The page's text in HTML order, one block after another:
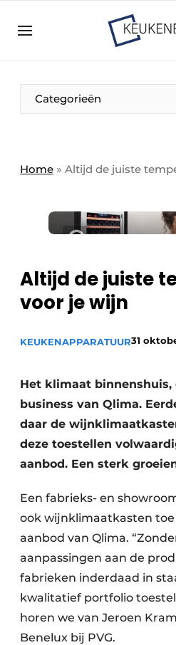
Bedrijven
Bedrijven
Direct contact
Keukenbouw |
in de keuken-, woon-,
Nieuwsbrief
Podcasts
Vacature aanmelden
Categorieën
Home » Altijd de juiste
Altijd de juiste
voor je wijn
KEUKENAPPARATUUR31
Het klimaat binnenshuis,
business van Qlima.
daar de
deze toestellen
aanbod. Een sterk
Een fabrieks- en
ook wijnklimaatkasten
aanbod van Qlima.
aanpassingen aan de
fabrieken inderdaad in
kwalitatief portfolio
horen we van Jeroen
Benelux bij PVG.